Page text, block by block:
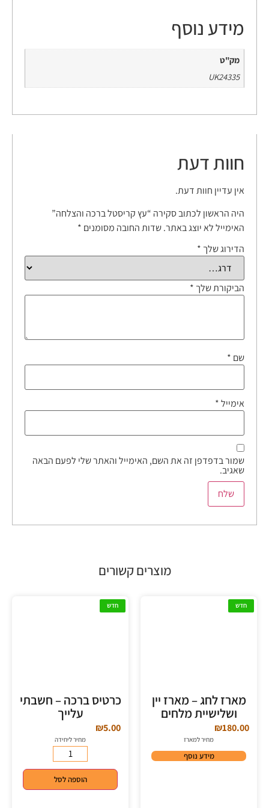
מידע נוסף
מק"ט
UK24335
חוות דעת
אין עדיין חוות דעת.
היה הראשון לכתוב סקירה “עץ קריסטל ברכה והצלחה”
האימייל לא יוצג באתר.שדות החובה מסומנים *
הדירוג שלך *
הביקורת שלך *
שם *
אימייל*
שמור בדפדפן זה את השם, האימייל והאתר שלי לפעם הבאה
שאגיב.
מוצרים קשורים
חדש
מארז לחג – מארז יין
ושלישיית מלחים
₪180.00
מחיר למארז
מידע נוסף
חדש
כרטיס ברכה – חשבתי
עלייך
₪5.00
מחיר ליחידה
הוספה לסל